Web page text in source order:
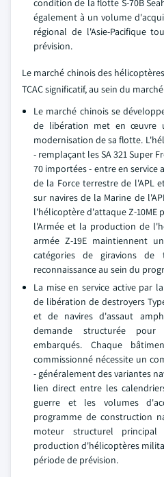
condition de la flotte S-70B
également à un volume
régional de l'Asie-Pacifique
prévision.
Le marché chinois des
TCAC significatif, au sein du
Le marché chinois se
de libération met en œuvre
modernisation de sa flotte.
- remplaçant les SA 321 Super
70 importées - entre en service
de la Force terrestre de l'APL
sur navires de la Marine de
l'hélicoptère d'attaque Z-10ME
l'Armée et la production de
armée Z-19E maintiennent
catégories de giravions
reconnaissance au sein du
La mise en service active par
de libération de destroyers
et de navires d'assaut
demande structurée pour
embarqués. Chaque
commissionné nécessite un
- généralement des variantes
lien direct entre les
guerre et les volumes
programme de construction
moteur structurel
production d'hélicoptères
période de prévision.